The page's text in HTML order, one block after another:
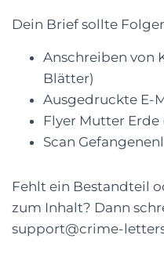
Dein Brief sollte
Anschreiben von
Blätter)
Ausgedruckte E-
Flyer Mutter
Scan
Fehlt ein Bestandteil
zum Inhalt? Dann
support@crime-